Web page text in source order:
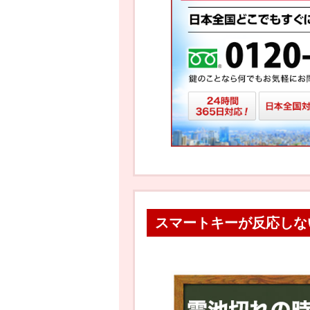
スマートキーが反応し